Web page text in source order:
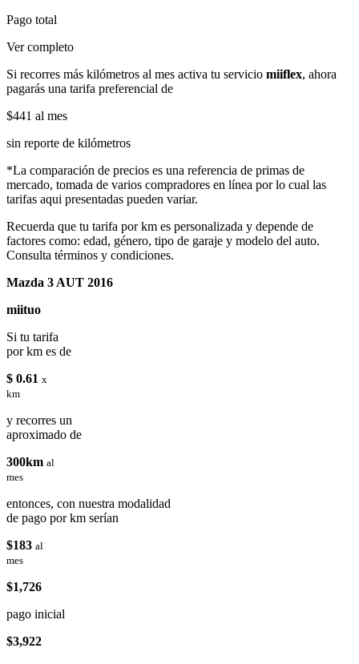
Pago total
Ver completo
Si recorres más kilómetros al mes activa tu servicio miiflex, ahora
pagarás una tarifa preferencial de
$441 al mes
sin reporte de kilómetros
*La comparación de precios es una referencia de primas de
mercado, tomada de varios compradores en línea por lo cual las
tarifas aqui presentadas pueden variar.
Recuerda que tu tarifa por km es personalizada y depende de
factores como: edad, género, tipo de garaje y modelo del auto.
Consulta términos y condiciones.
Mazda 3 AUT 2016
miituo
Si tu tarifa
por km es de
$ 0.61 x
km
y recorres un
aproximado de
300km al
mes
entonces, con nuestra modalidad
de pago por km serían
$183 al
mes
$1,726
pago inicial
$3,922